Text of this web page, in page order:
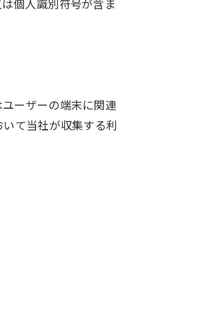
個人識別符号が含ま
ーザーの端末に関連
て当社が収集する利